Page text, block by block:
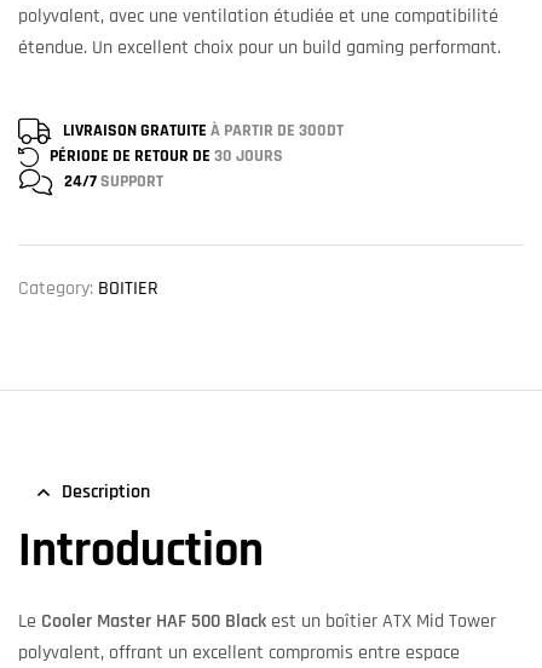
polyvalent, avec une ventilation étudiée et une compatibilité
étendue. Un excellent choix pour un build gaming performant.
LIVRAISON GRATUITE À PARTIR DE 300DT
PÉRIODE DE RETOUR DE 30 JOURS
24/7SUPPORT
Category: BOITIER
Description
Introduction
Le Cooler Master HAF 500 Black est un boîtier ATX Mid Tower
polyvalent, offrant un excellent compromis entre espace